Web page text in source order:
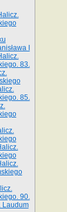
I
83.
85.
90.
Laudum